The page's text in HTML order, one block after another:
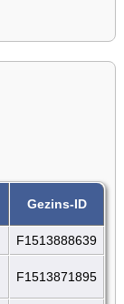
Gezins-ID
F1513888639
F1513871895